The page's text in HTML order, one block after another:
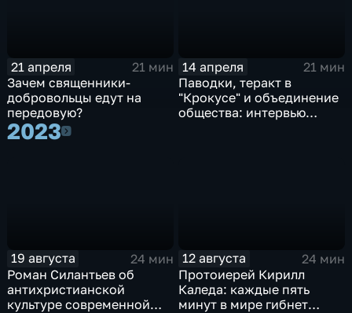
21 апреля
21 мин
Зачем священники-
добровольцы едут на
передовую?
14 апреля
21 мин
Паводки, теракт в
"Крокусе" и объединение
общества: интервью
20232023
19 августа
24 мин
Роман Силантьев об
антихристианской
культуре современной
12 августа
24 мин
Протоиерей Кирилл
Каледа: каждые пять
минут в мире гибнет